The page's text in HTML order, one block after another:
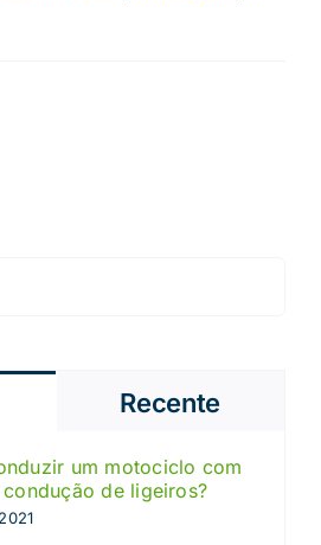
Recente
um motociclo com
de ligeiros?